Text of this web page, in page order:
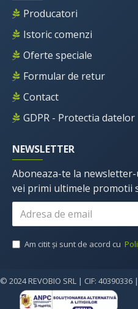
Producatori
Istoric comenzi
Oferte speciale
Formular de retur
Contact
GDPR - Protectia datelor
NEWSLETTER
Aboneaza-te la
vei primi ultimele promotii
Am citit şi sunt de acord cu
© 2024 REVOBIO SRL | CIF: